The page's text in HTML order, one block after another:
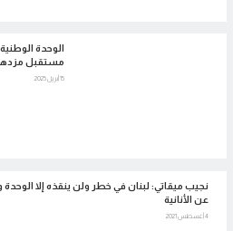
الوحدة
مستقبل مزدهر
15 أبريل 2025
نجيب ميقاتي: لبنان في خطر ولن ينقذه إلا الوحدة
عن الأنانية
4 أغسطس 2021